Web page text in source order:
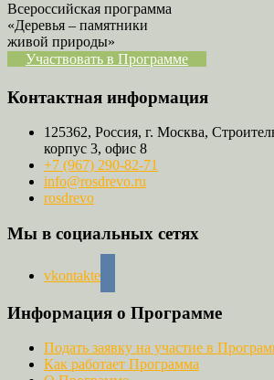
Всероссийская программа
«Деревья – памятники
живой природы»
Участвовать в Программе
Контактная информация
125362, Россия, г. Москва,
корпус 3, офис 8
+7 (967) 290-82-71
info@rosdrevo.ru
rosdrevo
Мы в социальных сетях
vkontakte
Информация о Программе
Подать заявку на участие в
Как работает Программа